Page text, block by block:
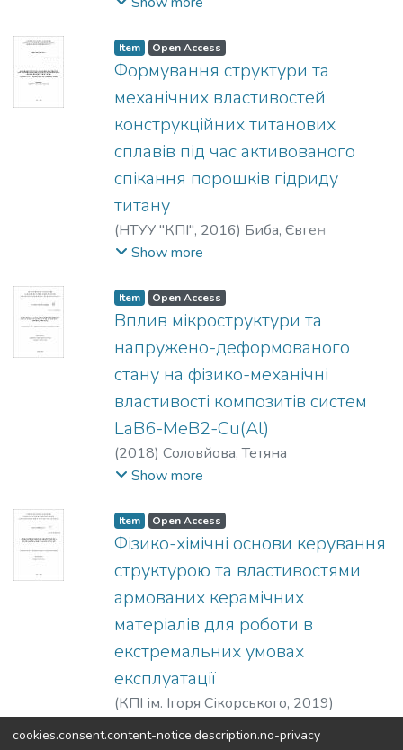
порошкової металургії
фізичний;Національний технічний
університет України «Київський
політехнічний інститут ім. Ігоря
Сікорського»
Item Open Access
Формування структури та
механічних властивостей
конструкційних титанових
сплавів під час активованого
спікання порошків гідриду
титану
(НТУУ "КПІ", 2016) Биба, Євген
Георгійович;
інженерно-фізичний
технічний університет України
"Київський політехнічний інститут"
Show more
Item Open Access
Вплив мікроструктури та
напружено-деформованого
стану на фізико-механічні
властивості композитів систем
LaB6-MeB2-Cu(Al)
(2018) Соловйова, Тетяна
Олександрівна
Show more
Item Open Access
Фізико-хімічні основи керування
структурою та властивостями
армованих керамічних
матеріалів для роботи в
екстремальних умовах
експлуатації
(КПІ ім. Ігоря Сікорського, 2019)
cookies.consent.content-notice.description.no-privacy